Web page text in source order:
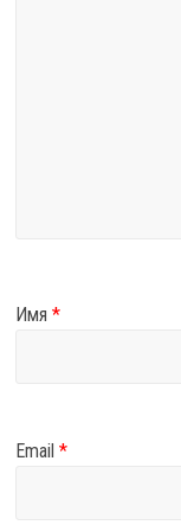
Имя*
Email*